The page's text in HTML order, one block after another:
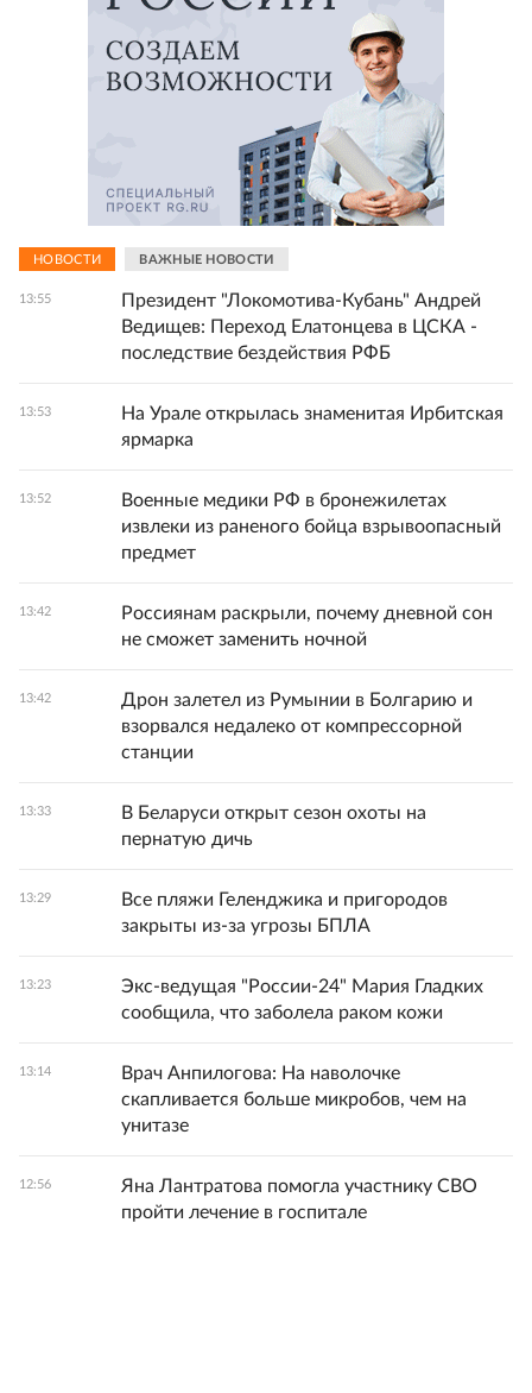
НОВОСТИ ВАЖНЫЕ НОВОСТИ
13:55
Президент "Локомотива-Кубань" Андрей
Ведищев: Переход Елатонцева в ЦСКА -
последствие бездействия РФБ
13:53
На Урале открылась знаменитая Ирбитская
ярмарка
13:52
Военные медики РФ в бронежилетах
извлеки из раненого бойца взрывоопасный
предмет
13:42
Россиянам раскрыли, почему дневной сон
не сможет заменить ночной
13:42
Дрон залетел из Румынии в Болгарию и
взорвался недалеко от компрессорной
станции
13:33
В Беларуси открыт сезон охоты на
пернатую дичь
13:29
Все пляжи Геленджика и пригородов
закрыты из-за угрозы БПЛА
13:23
Экс-ведущая "России-24" Мария Гладких
сообщила, что заболела раком кожи
13:14
Врач Анпилогова: На наволочке
скапливается больше микробов, чем на
унитазе
12:56
Яна Лантратова помогла участнику СВО
пройти лечение в госпитале